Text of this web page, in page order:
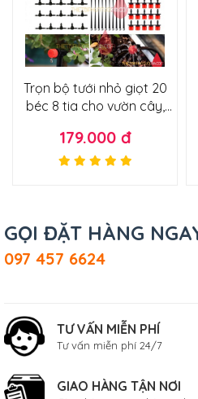
Trọn bộ tưới nhỏ giọt 20
béc 8 tia cho vườn cây,
không cần máy bơm lắp
trực tiếp vòi
179.000 đ
GỌI ĐẶT HÀNG
097 457 6624
TƯ VẤN MIỄN PHÍ
Tư vấn miễn phí 24/7
GIAO HÀNG TẬN NƠI